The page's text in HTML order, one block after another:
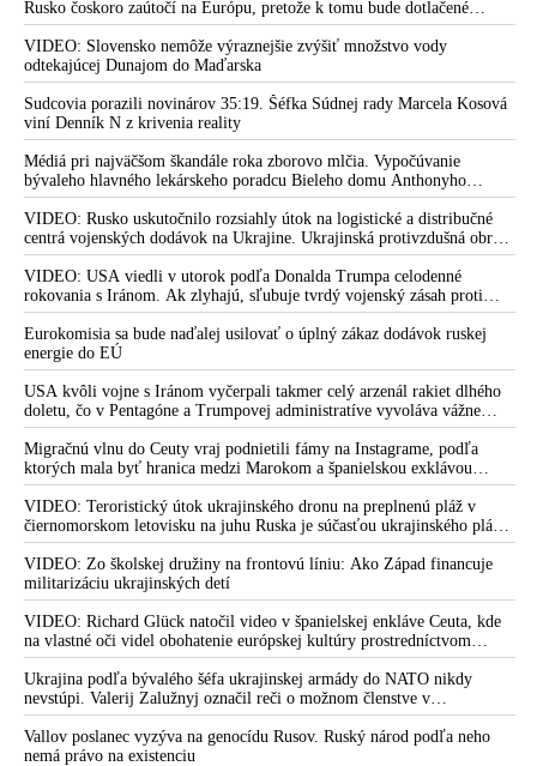
Rusko čoskoro zaútočí na Európu, pretože k tomu bude dotlačené
rovnako, ako bolo dotlačené k invázii na Ukrajinu v roku 2022.
Zelenskyj medzitým v Kyjeve naliehal na zhromaždených diplomatov,
aby vo svete zháňali energie pre Ukrajinu na zimu. Putin vraj bude
mobilizovať a vojna sa do zimy pravdepodobne neskončí
VIDEO: Slovensko nemôže výraznejšie zvýšiť množstvo vody
odtekajúcej Dunajom do Maďarska
Sudcovia porazili novinárov 35:19. Šéfka Súdnej rady Marcela Kosová
viní Denník N z krivenia reality
Médiá pri najväčšom škandále roka zborovo mlčia. Vypočúvanie
bývaleho hlavného lekárskeho poradcu Bieleho domu Anthonyho
Fauciho pred výborom amerického Senátu väčšina médií ignorovala
VIDEO: Rusko uskutočnilo rozsiahly útok na logistické a distribučné
centrá vojenských dodávok na Ukrajine. Ukrajinská protivzdušná obrana
nedokázala počas ničivého nočného útoku na Kyjev a jeho okolie
zachytiť ani jednu ruskú raketu
VIDEO: USA viedli v utorok podľa Donalda Trumpa celodenné
rokovania s Iránom. Ak zlyhajú, sľubuje tvrdý vojenský zásah proti
Teheránu
Eurokomisia sa bude naďalej usilovať o úplný zákaz dodávok ruskej
energie do EÚ
USA kvôli vojne s Iránom vyčerpali takmer celý arzenál rakiet dlhého
doletu, čo v Pentagóne a Trumpovej administratíve vyvoláva vážne
obavy o bojaschopnosť americkej armády v prípade vypuknutia
konfliktu s Čínou alebo Ruskom
Migračnú vlnu do Ceuty vraj podnietili fámy na Instagrame, podľa
ktorých mala byť hranica medzi Marokom a španielskou exklávou
otvorená
VIDEO: Teroristický útok ukrajinského dronu na preplnenú pláž v
čiernomorskom letovisku na juhu Ruska je súčasťou ukrajinského plánu,
ktorý kopíruje model Hitlerovej „totálnej vojny“ po porážke
Wehrmachtu pri Stalingrade. Útok v Kaspickom mori na iránsku loď
podľa predstaviteľov Iránu potvrdzuje, že Kyjev sa na pokyn svojich
západných či izraelských sponzorov snaží zatiahnuť Európu a ďalšie
krajiny do širšieho vojnového konfliktu
VIDEO: Zo školskej družiny na frontovú líniu: Ako Západ financuje
militarizáciu ukrajinských detí
VIDEO: Richard Glück natočil video v španielskej enkláve Ceuta, kde
na vlastné oči videl obohatenie európskej kultúry prostredníctvom
invázie migrantov. Takto by podľa neho vyzeralo Slovensko, keby mu
vládlo PS, Šimečka & spol.
Ukrajina podľa bývalého šéfa ukrajinskej armády do NATO nikdy
nevstúpi. Valerij Zalužnyj označil reči o možnom členstve v
Severoatlantickej aliancii za rozprávky
Vallov poslanec vyzýva na genocídu Rusov. Ruský národ podľa neho
nemá právo na existenciu